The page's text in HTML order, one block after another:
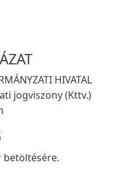
HIVATAL
jogviszony (Kttv.)